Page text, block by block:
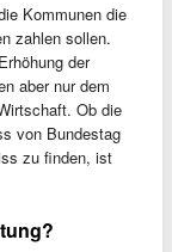
Kommunen die
zahlen sollen.
der
aber nur dem
Ob die
von Bundestag
zu finden, ist